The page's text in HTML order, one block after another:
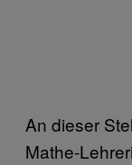
An dieser
Mathe-